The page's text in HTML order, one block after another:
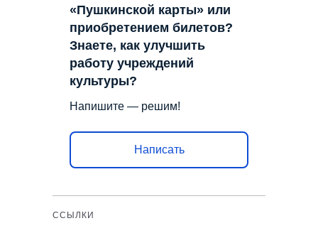
«Пушкинской карты» или
приобретением билетов?
Знаете, как улучшить
работу учреждений
культуры?
Напишите — решим!
Написать
ССЫЛКИ